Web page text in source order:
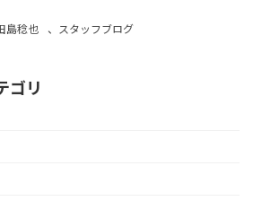
島稔也 、 スタッフブログ
ゴリ